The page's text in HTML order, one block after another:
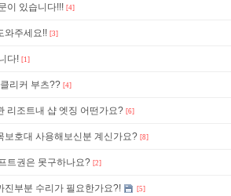
이 있습니다!!! [4]
와주세요!! [3]
다! [1]
리커 부츠?? [4]
리조트내 샵 엣징 어떤가요? [6]
보호대 사용해보신분 계신가요? [8]
트권은 못구하나요? [2]
진부분 수리가 필요한가요?! [5]